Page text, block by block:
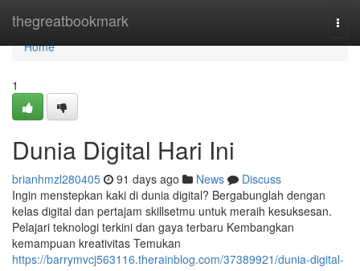
thegreatbookmark
Home
Home
1
Dunia Digital Hari Ini
brianhmzl280405 91 days ago News
Discuss
Ingin menstepkan kaki di dunia digital? Bergabunglah dengan
kelas digital dan pertajam skillsetmu untuk meraih kesuksesan.
Pelajari teknologi terkini dan gaya terbaru Kembangkan
kemampuan kreativitas Temukan
https://barrymvcj563116.therainblog.com/37389921/dunia-digital-